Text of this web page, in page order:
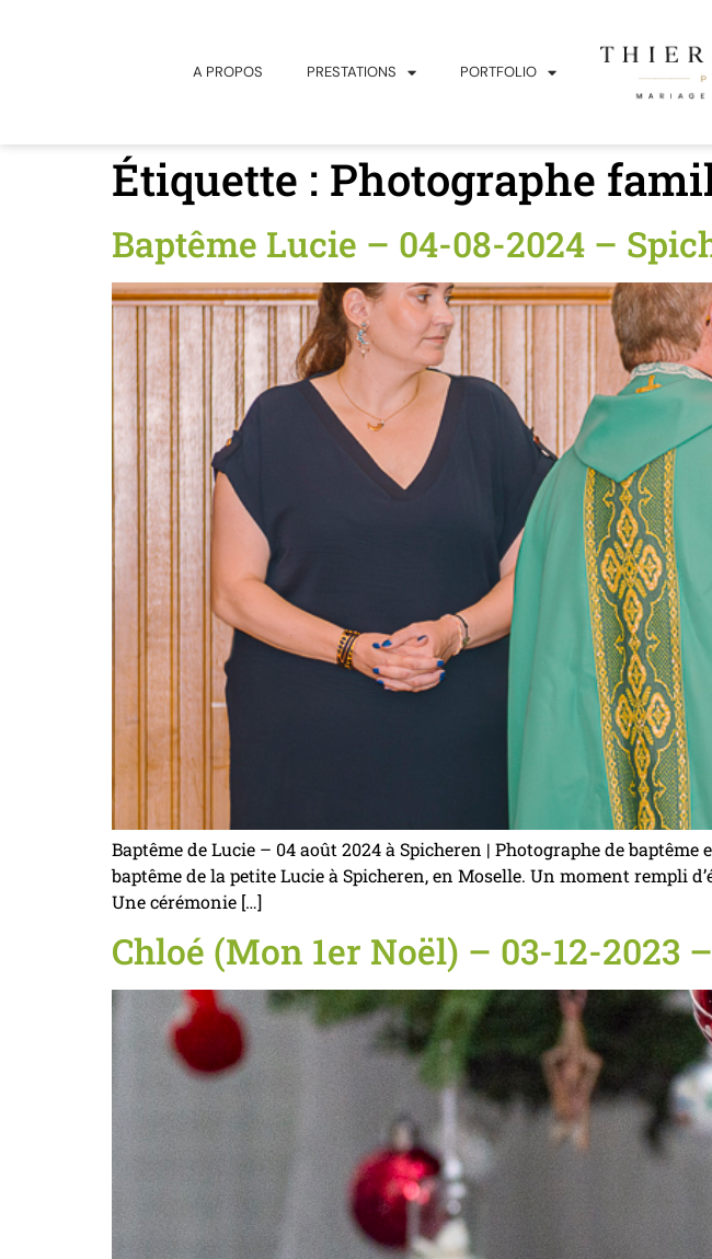
A PROPOS PRESTATIONS PORTFOLIO
Étiquette : Photographe
Baptême Lucie – 04-08-2024 –
Baptême de Lucie – 04 août 2024 à Spicheren | Photographe de
baptême de la petite Lucie à Spicheren, en Moselle. Un moment rempli
Une cérémonie […]
Chloé (Mon 1er Noël) – 03-12-2023